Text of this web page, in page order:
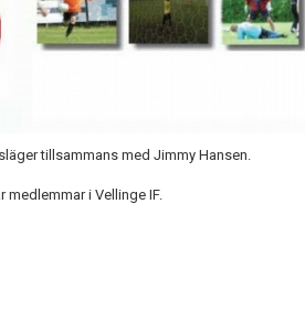
tillsammans med Jimmy Hansen.
medlemmar i Vellinge IF.